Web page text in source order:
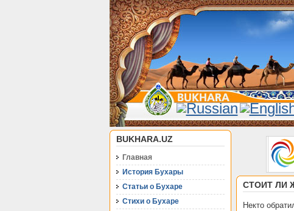
BUKHARA.UZ
Главная
История Бухары
Статьи о Бухаре
Стихи о Бухаре
СТОИТ ЛИ
Некто